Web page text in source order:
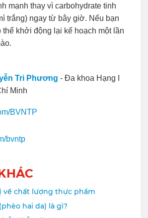
mạnh thay vì carbohydrate tinh
trắng) ngay từ bây giờ. Nếu bạn
thể khởi động lại kế hoạch một lần
Tri Phương - Đa khoa Hạng I
Minh
BVNTP
bvntp
về chất lượng thực phẩm
hai da) là gì?